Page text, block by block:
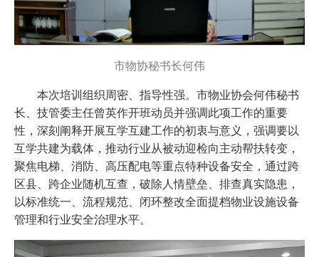
市物协秘书长何伟
本次培训组织周密、指导性强。市物业协会何伟秘书
长、技管委主任曾英作开班动员并强调此项工作的重要
性，深刻阐释开展互学互建工作的初衷与意义，强调要以
互学共建为载体，推动行业从被动迎检向主动帮扶转变，
聚焦电梯、消防、高压配电等重点特种设备安全，通过跨
区县、跨企业随机互查，破除人情壁垒、排查真实隐患，
以标准统一、流程规范、闭环整改全面提档物业设施设备
管理和行业安全治理水平。